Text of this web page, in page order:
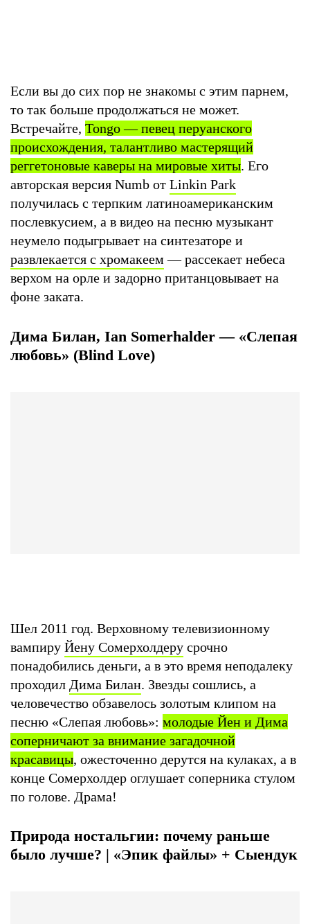
Если вы до сих пор не знакомы с этим парнем,
то так больше продолжаться не может.
Встречайте, Tongo — певец перуанского
происхождения, талантливо мастерящий
реггетоновые каверы на мировые хиты. Его
авторская версия Numb от Linkin Park
получилась с терпким латиноамериканским
послевкусием, а в видео на песню музыкант
неумело подыгрывает на синтезаторе и
развлекается с хромакеем — рассекает небеса
верхом на орле и задорно пританцовывает на
фоне заката.
Дима Билан, Ian Somerhalder — «Слепая
любовь» (Blind Love)
Шел 2011 год. Верховному телевизионному
вампиру Йену Сомерхолдеру срочно
понадобились деньги, а в это время неподалеку
проходил Дима Билан. Звезды сошлись, а
человечество обзавелось золотым клипом на
песню «Слепая любовь»: молодые Йен и Дима
соперничают за внимание загадочной
красавицы, ожесточенно дерутся на кулаках, а в
конце Сомерхолдер оглушает соперника стулом
по голове. Драма!
Природа ностальгии: почему раньше
было лучше? | «Эпик файлы» + Сыендук